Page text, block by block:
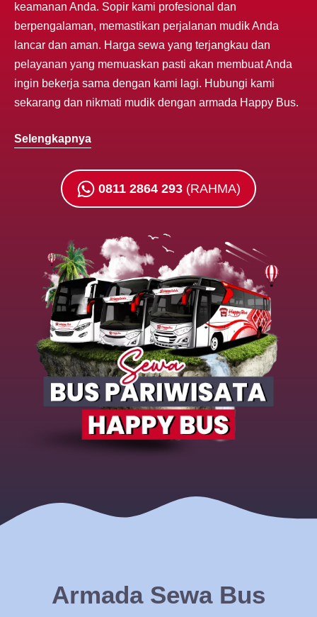
keamanan Anda. Sopir kami profesional dan
berpengalaman, memastikan perjalanan mudik Anda
lancar dan aman. Harga sewa yang terjangkau dan
pelayanan yang memuaskan pasti akan membuat Anda
ingin bekerja sama dengan kami lagi. Hubungi kami
sekarang dan nikmati mudik dengan armada Happy Bus.
Selengkapnya
0811 2864 293 (RAHMA)
Armada Sewa Bus